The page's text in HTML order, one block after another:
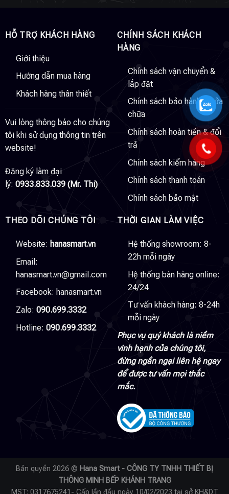
HỖ TRỢ KHÁCH HÀNG
Giới thiệu
Hướng dẫn mua hàng
Khách hàng thân thiết
Vui lòng thông báo cho chúng
tôi khi sử dụng thông tin trên
website!
Đăng ký làm đại
lý: 0933.833.039 (Mr. Thi)
CHÍNH SÁCH KHÁCH
HÀNG
Chính sách vận chuyển &
lắp đặt
Chính sách bảo hành & sửa
chữa
Chính sách hoàn tiền & đổi
trả
Chính sách kiểm hàng
Chính sách thanh toán
Chính sách bảo mật
THEO DÕI CHÚNG TÔI
Website: hanasmart.vn
Email:
hanasmart.vn@gmail.com
Facebook: hanasmart.vn
Zalo: 090.699.3332
Hotline: 090.699.3332
THỜI GIAN LÀM VIỆC
Hệ thống showroom: 8-
22h mỗi ngày
Hệ thống bán hàng online:
24/24
Tư vấn khách hàng: 8-24h
mỗi ngày
Phục vụ quý khách là niềm
vinh hạnh của chúng tôi,
đừng ngần ngại liên hệ ngay
để được tư vấn mọi thắc
mắc.
Bản quyền 2026 © Hana Smart - CÔNG TY TNHH THIẾT BỊ
THÔNG MINH BẾP KHÁNH TRANG